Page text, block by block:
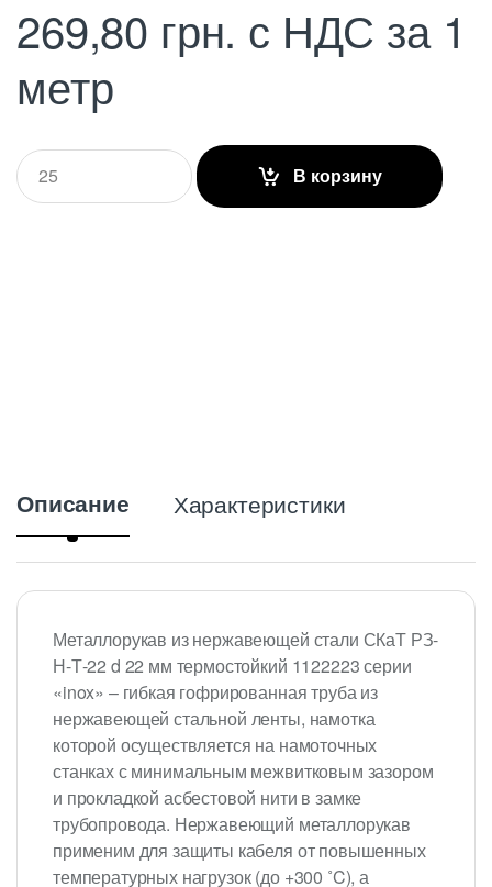
269,80 грн. с НДС за 1
метр
Q
u
a
В корзину
Описание Характеристики
Металлорукав из нержавеющей стали СКаТ РЗ-
Н-Т-22 d 22 мм термостойкий 1122223 серии
«inox» – гибкая гофрированная труба из
нержавеющей стальной ленты, намотка
которой осуществляется на намоточных
станках с минимальным межвитковым зазором
и прокладкой асбестовой нити в замке
трубопровода. Нержавеющий металлорукав
применим для защиты кабеля от повышенных
температурных нагрузок (до +300 ˚C), а